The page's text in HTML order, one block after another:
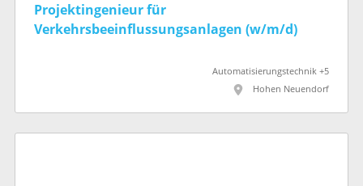
Projektingenieur für
Verkehrsbeeinflussungsanlagen (w/m/d)
Automatisierungstechnik +5
Hohen Neuendorf